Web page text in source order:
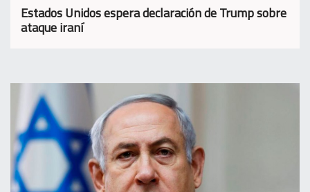
Estados Unidos espera declaración de Trump sobre
ataque iraní